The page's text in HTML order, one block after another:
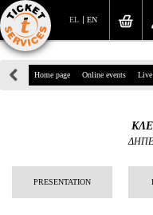
EN
EL
39,
Search
Sign
Home page Online events
PRESENTATION